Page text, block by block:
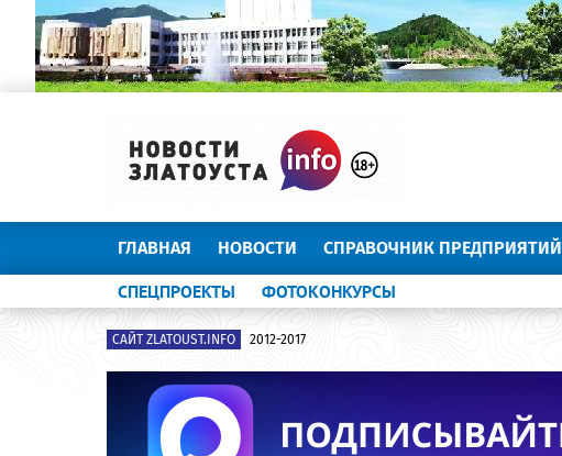
ГЛАВНАЯ НОВОСТИ СПРАВОЧНИК ПРЕДПРИЯТИЙ
СПЕЦПРОЕКТЫ ФОТОКОНКУРСЫ
САЙТ ZLATOUST.INFO 2012-2017